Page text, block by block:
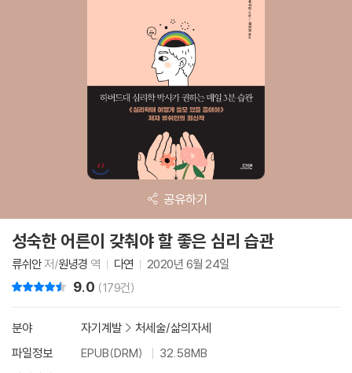
공유하기
성숙한 어른이 갖춰야 할 좋은 심리 습관
류쉬안저/원녕경 역 다연 2020년 6월 24일
9.0 (179건)
분야 자기계발 > 처세술/삶의자세
파일정보
EPUB(DRM)
32.58MB